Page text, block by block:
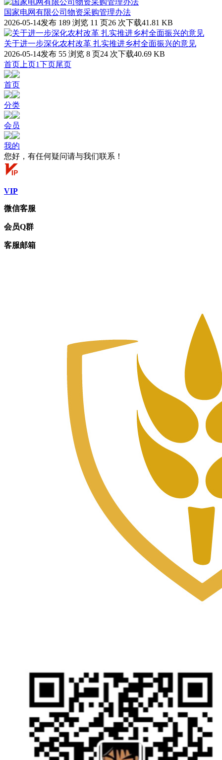
国家电网有限公司物资采购管理办法
2026-05-14发布 189 浏览 11 页26 次下载41.81 KB
关于进一步深化农村改革 扎实推进乡村全面振兴的意见
2026-05-14发布 55 浏览 8 页24 次下载40.69 KB
首页 上页1下页尾页
首页
分类
会员
我的
您好，有任何疑问请与我们联系！
VIP
微信客服
会员Q群
客服邮箱